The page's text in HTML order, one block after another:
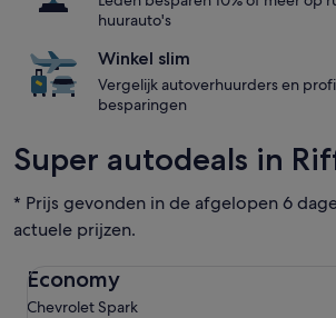
huurauto's
Winkel slim
Vergelijk autoverhuurders en
besparingen
Super autodeals in
* Prijs gevonden in de afgelopen 6
actuele prijzen.
Economy
Chevrolet Spark